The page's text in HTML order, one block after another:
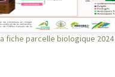
fiche parcelle biologique 2024